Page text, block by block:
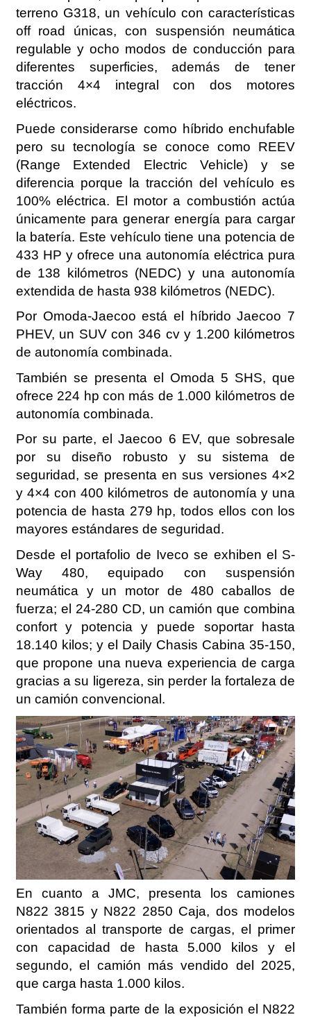
terreno G318, un vehículo con características
off road únicas, con suspensión neumática
regulable y ocho modos de conducción para
diferentes superficies, además de tener
tracción 4×4 integral con dos motores
eléctricos.
Puede considerarse como híbrido enchufable
pero su tecnología se conoce como REEV
(Range Extended Electric Vehicle) y se
diferencia porque la tracción del vehículo es
100% eléctrica. El motor a combustión actúa
únicamente para generar energía para cargar
la batería. Este vehículo tiene una potencia de
433 HP y ofrece una autonomía eléctrica pura
de 138 kilómetros (NEDC) y una autonomía
extendida de hasta 938 kilómetros (NEDC).
Por Omoda-Jaecoo está el híbrido Jaecoo 7
PHEV, un SUV con 346 cv y 1.200 kilómetros
de autonomía combinada.
También se presenta el Omoda 5 SHS, que
ofrece 224 hp con más de 1.000 kilómetros de
autonomía combinada.
Por su parte, el Jaecoo 6 EV, que sobresale
por su diseño robusto y su sistema de
seguridad, se presenta en sus versiones 4×2
y 4×4 con 400 kilómetros de autonomía y una
potencia de hasta 279 hp, todos ellos con los
mayores estándares de seguridad.
Desde el portafolio de Iveco se exhiben el S-
Way 480, equipado con suspensión
neumática y un motor de 480 caballos de
fuerza; el 24-280 CD, un camión que combina
confort y potencia y puede soportar hasta
18.140 kilos; y el Daily Chasis Cabina 35-150,
que propone una nueva experiencia de carga
gracias a su ligereza, sin perder la fortaleza de
un camión convencional.
En cuanto a JMC, presenta los camiones
N822 3815 y N822 2850 Caja, dos modelos
orientados al transporte de cargas, el primer
con capacidad de hasta 5.000 kilos y el
segundo, el camión más vendido del 2025,
que carga hasta 1.000 kilos.
También forma parte de la exposición el N822